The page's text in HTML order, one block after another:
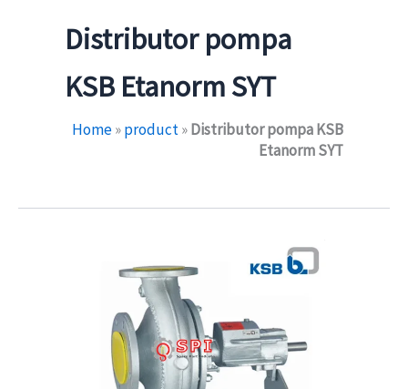
Distributor pompa
KSB Etanorm SYT
Home»product»Distributor pompa KSB
Etanorm SYT